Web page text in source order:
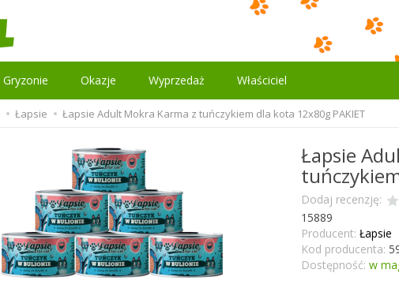
Gryzonie Okazje Wyprzedaż Właściciel
Łapsie Łapsie Adult Mokra Karma z tuńczykiem dla kota 12x80g PAKIET
Łapsie
Dodaj recenzję:
15889
Producent: Łapsie
Kod producenta:
Dostępność: w